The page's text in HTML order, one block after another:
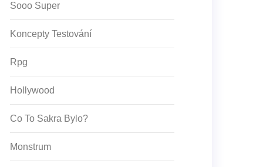
Sooo Super
Koncepty Testování
Rpg
Hollywood
Co To Sakra Bylo?
Monstrum